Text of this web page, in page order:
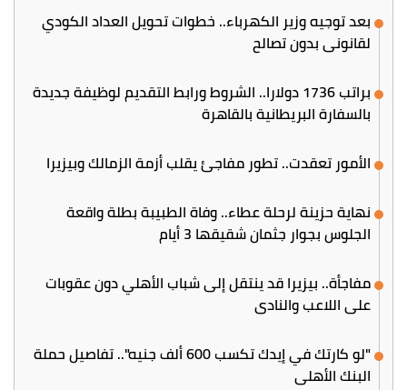
بعد توجيه وزير الكهرباء.. خطوات تحويل العداد الكودي
لقانوني بدون تصالح
براتب 1736 دولارا.. الشروط ورابط التقديم لوظيفة جديدة
بالسفارة البريطانية بالقاهرة
الأمور تعقدت.. تطور مفاجئ يقلب أزمة الزمالك وبيزيرا
نهاية حزينة لرحلة عطاء.. وفاة الطبيبة بطلة واقعة
الجلوس بجوار جثمان شقيقها 3 أيام
مفاجأة.. بيزيرا قد ينتقل إلى شباب الأهلي دون عقوبات
على اللاعب والنادي
"لو كارتك في إيدك تكسب 600 ألف جنيه".. تفاصيل حملة
البنك الأهلي